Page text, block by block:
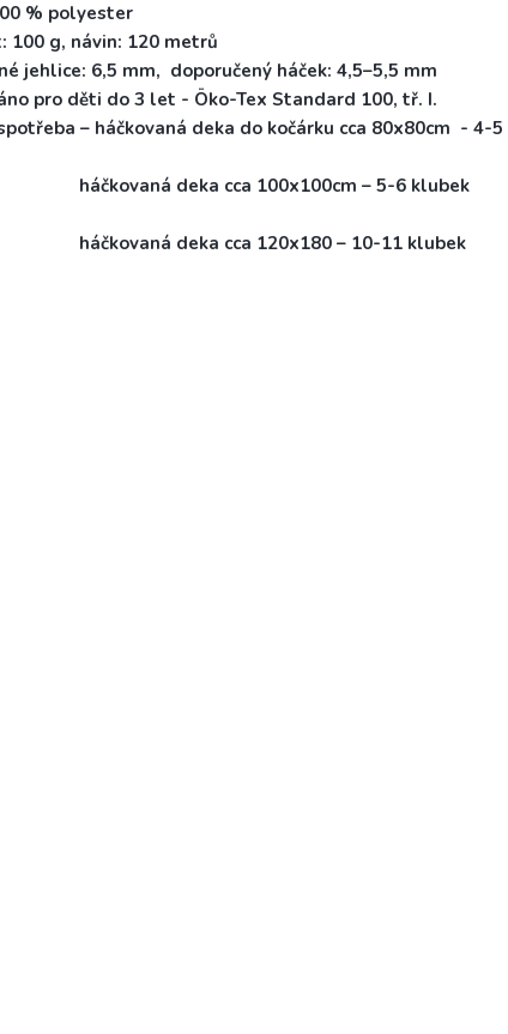
% polyester
100 g, návin: 120 metrů
jehlice: 6,5 mm, doporučený háček: 4,5–5,5 mm
pro děti do 3 let - Öko-Tex Standard 100, tř. I.
– háčkovaná deka do kočárku cca 80x80cm - 4-5
háčkovaná deka cca 100x100cm – 5-6 klubek
deka cca 120x180 – 10-11 klubek